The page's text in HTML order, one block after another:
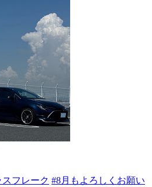
フレーク #8月もよろしくお願い